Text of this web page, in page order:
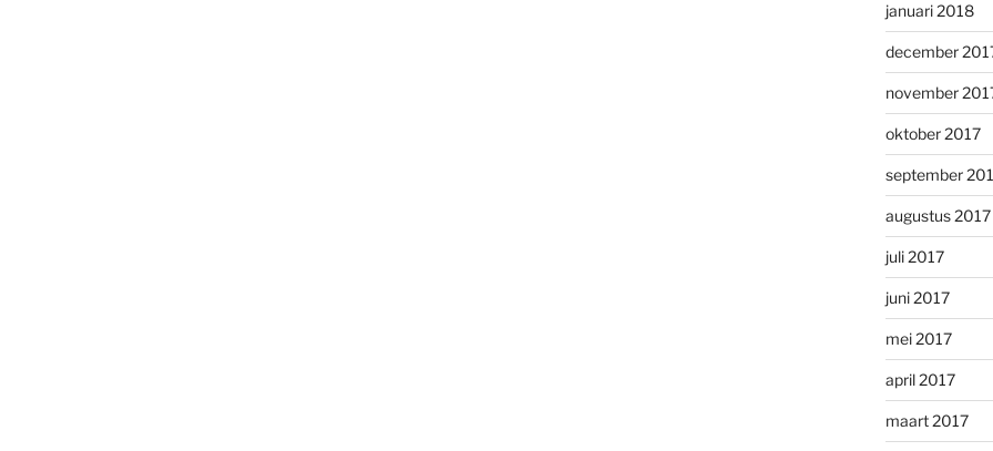
januari 2018
december
november
oktober 2017
september
augustus 2017
juli 2017
juni 2017
mei 2017
april 2017
maart 2017